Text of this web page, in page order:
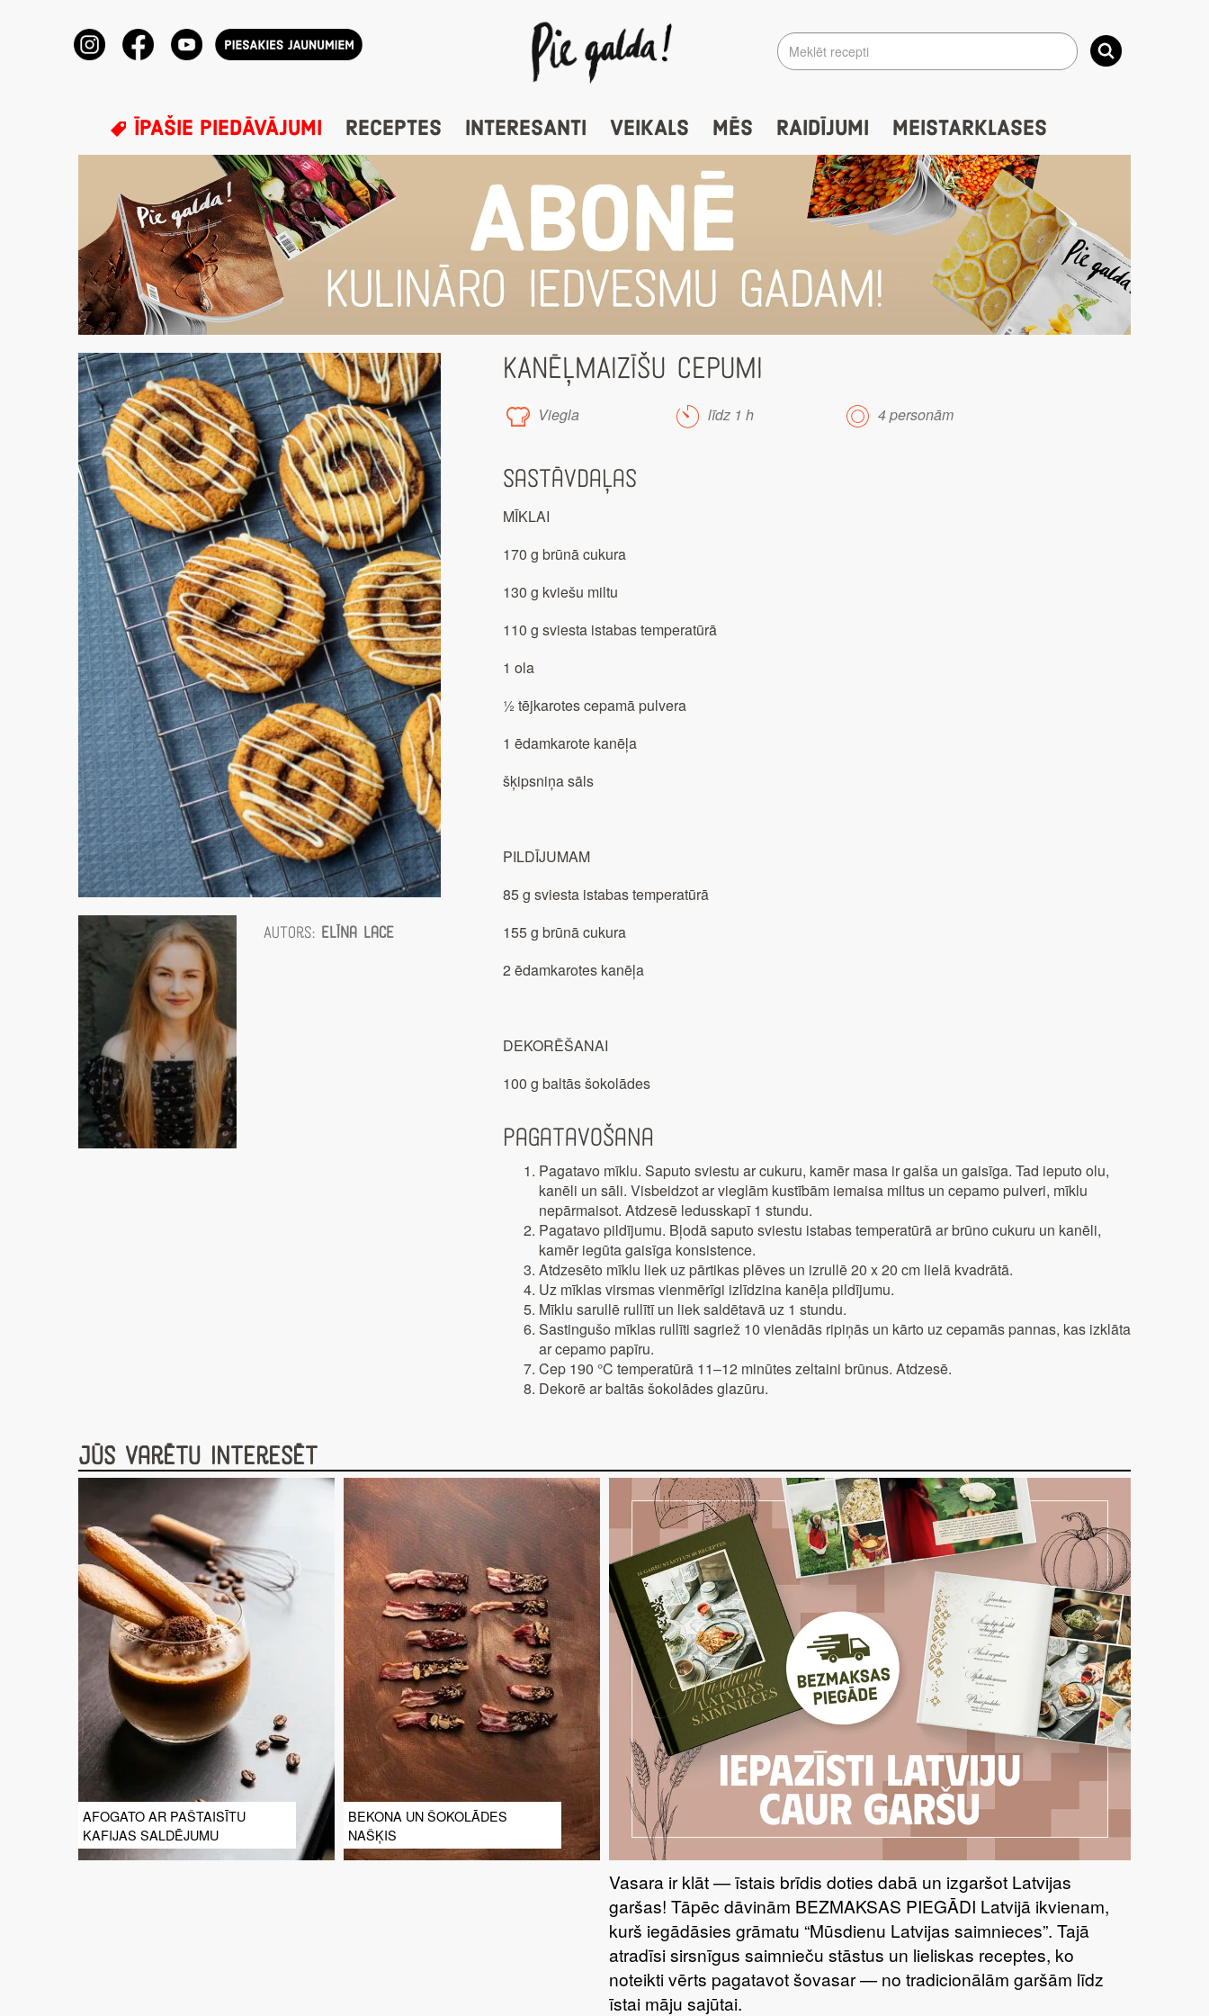
ĪPAŠIE PIEDĀVĀJUMI RECEPTES INTERESANTI VEIKALS MĒS RAIDĪJUMI MEISTARKLASES
Autors: Elīna Lāce
KANĒĻMAIZĪŠU CEPUMI
Viegla līdz 1 h 4 personām
Sastāvdaļas
MĪKLAI
170 g brūnā cukura
130 g kviešu miltu
110 g sviesta istabas temperatūrā
1 ola
½ tējkarotes cepamā pulvera
1 ēdamkarote kanēļa
šķipsniņa sāls
PILDĪJUMAM
85 g sviesta istabas temperatūrā
155 g brūnā cukura
2 ēdamkarotes kanēļa
DEKORĒŠANAI
100 g baltās šokolādes
Pagatavošana
Pagatavo mīklu. Saputo sviestu ar cukuru, kamēr masa ir gaiša un gaisīga. Tad ieputo olu,
kanēli un sāli. Visbeidzot ar vieglām kustībām iemaisa miltus un cepamo pulveri, mīklu
nepārmaisot. Atdzesē ledusskapī 1 stundu.
Pagatavo pildījumu. Bļodā saputo sviestu istabas temperatūrā ar brūno cukuru un kanēli,
kamēr iegūta gaisīga konsistence.
Atdzesēto mīklu liek uz pārtikas plēves un izrullē 20 x 20 cm lielā kvadrātā.
Uz mīklas virsmas vienmērīgi izlīdzina kanēļa pildījumu.
Mīklu sarullē rullītī un liek saldētavā uz 1 stundu.
Sastingušo mīklas rullīti sagriež 10 vienādās ripiņās un kārto uz cepamās pannas, kas izklāta
ar cepamo papīru.
Cep 190 °C temperatūrā 11–12 minūtes zeltaini brūnus. Atdzesē.
Dekorē ar baltās šokolādes glazūru.
Jūs varētu interesēt
AFOGATO AR PAŠTAISĪTU
KAFIJAS SALDĒJUMU
BEKONA UN ŠOKOLĀDES
NAŠĶIS
Vasara ir klāt — īstais brīdis doties dabā un izgaršot Latvijas
garšas! Tāpēc dāvinām BEZMAKSAS PIEGĀDI Latvijā ikvienam,
kurš iegādāsies grāmatu “Mūsdienu Latvijas saimnieces”. Tajā
atradīsi sirsnīgus saimnieču stāstus un lieliskas receptes, ko
noteikti vērts pagatavot šovasar — no tradicionālām garšām līdz
īstai māju sajūtai.